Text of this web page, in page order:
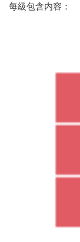
每級包含内容：